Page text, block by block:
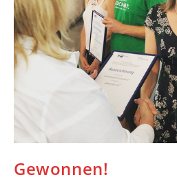
Gewonnen!